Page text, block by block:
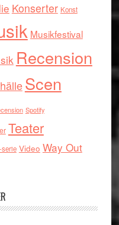
Konserter Konst
Musikfestival
Recension
Scen
Spotify
Teater
serie Video Way Out